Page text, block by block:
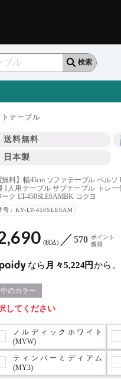
テーブル
送料無料
日本製
無料】幅45cm ソファテーブル ペル
1人用テーブル サブテーブル トレ
ーク LT-450SLE6AMBK コクヨ
号 KY-LT-450SLE6AM
なら 月々5,224円から
税込 570 ポイント
獲得
カラー
してください
ノルディックホワイト
(MVW)
ティンバーミディアム
(MY3)